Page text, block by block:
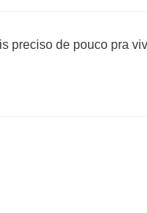
preciso de pouco pra